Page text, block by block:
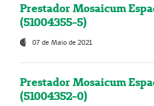
Prestador Mosaicum
(51004355-5)
07 de Maio de 2021
Prestador Mosaicum
(51004352-0)